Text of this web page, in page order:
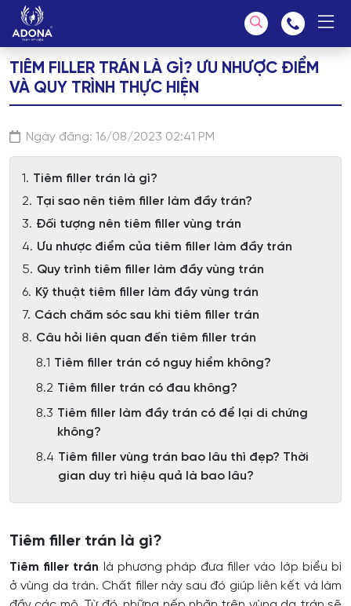
Chúng tôi có thể giúp bạn tìm kiếm?
TIÊM FILLER TRÁN LÀ GÌ? ƯU NHƯỢC ĐIỂM
VÀ QUY TRÌNH THỰC HIỆN
Ngày đăng: 16/08/2023 02:41 PM
Tiêm filler trán là gì?
Tại sao nên tiêm filler làm đầy trán?
Đối tượng nên tiêm filler vùng trán
Ưu nhược điểm của tiêm filler làm đầy trán
Quy trình tiêm filler làm đầy vùng trán
Kỹ thuật tiêm filler làm đầy vùng trán
Cách chăm sóc sau khi tiêm filler trán
Câu hỏi liên quan đến tiêm filler trán
Tiêm filler trán có nguy hiểm không?
Tiêm filler trán có đau không?
Tiêm filler làm đầy trán có để lại di chứng
không?
Tiêm filler vùng trán bao lâu thì đẹp? Thời
gian duy trì hiệu quả là bao lâu?
Tiêm filler trán là gì?
Tiêm filler trán là phương pháp đưa filler vào lớp biểu bì
ở vùng da trán. Chất filler này sau đó giúp liên kết và làm